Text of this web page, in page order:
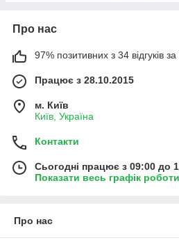
Про нас
97% позитивних з 34 відгуків за
Працює з 28.10.2015
м. Київ
Київ, Україна
Контакти
Сьогодні працює з 09:00 до
Показати весь графік роботи
Про нас